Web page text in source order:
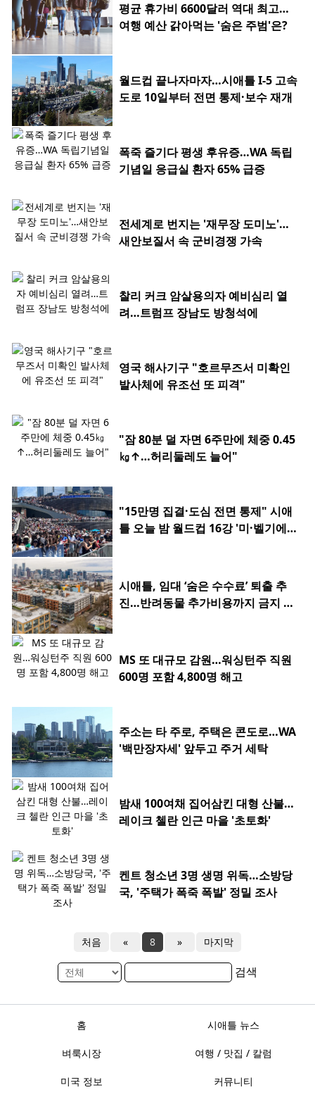
평균 휴가비 6600달러 역대 최고…
여행 예산 갉아먹는 '숨은 주범'은?
월드컵 끝나자마자…시애틀 I-5 고속
도로 10일부터 전면 통제·보수 재개
폭죽 즐기다 평생 후유증…WA 독립
기념일 응급실 환자 65% 급증
전세계로 번지는 '재무장 도미노'…
새안보질서 속 군비경쟁 가속
찰리 커크 암살용의자 예비심리 열
려…트럼프 장남도 방청석에
영국 해사기구 "호르무즈서 미확인
발사체에 유조선 또 피격"
"잠 80분 덜 자면 6주만에 체중 0.45
㎏↑…허리둘레도 늘어"
"15만명 집결·도심 전면 통제" 시애
틀 오늘 밤 월드컵 16강 '미·벨기에
시애틀, 임대 ‘숨은 수수료’ 퇴출 추
진…반려동물 추가비용까지 금지 검
MS 또 대규모 감원…워싱턴주 직원
600명 포함 4,800명 해고
주소는 타 주로, 주택은 콘도로…WA
'백만장자세' 앞두고 주거 세탁
밤새 100여채 집어삼킨 대형 산불…
레이크 첼란 인근 마을 '초토화'
켄트 청소년 3명 생명 위독…소방당
국, '주택가 폭죽 폭발' 정밀 조사
처음 « 8 » 마지막
검색
홈 시애틀 뉴스
벼룩시장 여행 / 맛집 / 칼럼
미국 정보 커뮤니티